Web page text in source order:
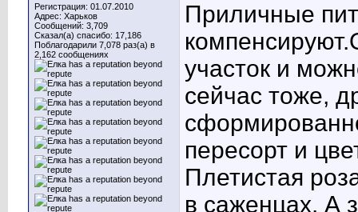
Регистрация: 01.07.2010
Адрес: Харьков
Сообщений: 3,709
Сказал(а) спасибо: 17,186
Поблагодарили 7,078 раз(а) в
2,162 сообщениях
Приличные
участок и
сейчас тоже,
пересорт и
Плетистая
в саженцах. А